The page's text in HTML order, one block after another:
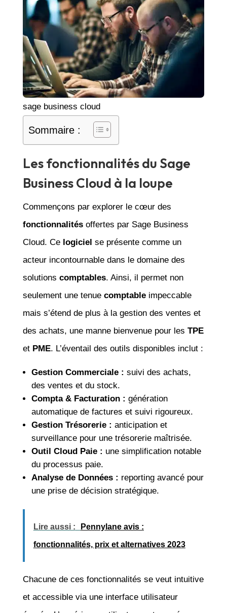
sage business cloud
Sommaire :
Les fonctionnalités du Sage
Business Cloud à la loupe
Commençons par explorer le cœur des
fonctionnalitésoffertes par Sage Business
Cloud. Ce logiciel se présente comme un
acteur incontournable dans le domaine des
solutions comptables. Ainsi, il permet non
seulement une tenue comptableimpeccable
mais s’étend de plus à la gestion des ventes et
des achats, une manne bienvenue pour les TPE
et PME. L’éventail des outils disponibles inclut :
Gestion Commerciale : suivi des achats,
des ventes et du stock.
Compta & Facturation : génération
automatique de factures et suivi rigoureux.
Gestion Trésorerie : anticipation et
surveillance pour une trésorerie maîtrisée.
Outil Cloud Paie : une simplification notable
du processus paie.
Analyse de Données : reporting avancé pour
une prise de décision stratégique.
Lire aussi : Pennylane avis :
fonctionnalités, prix et alternatives 2023
Chacune de ces fonctionnalités se veut intuitive
et accessible via une interface utilisateur